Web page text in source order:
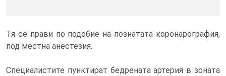
Тя се прави по подобие на познатата коронарография,
под местна анестезия.
Специалистите пунктират бедрената артерия в зоната